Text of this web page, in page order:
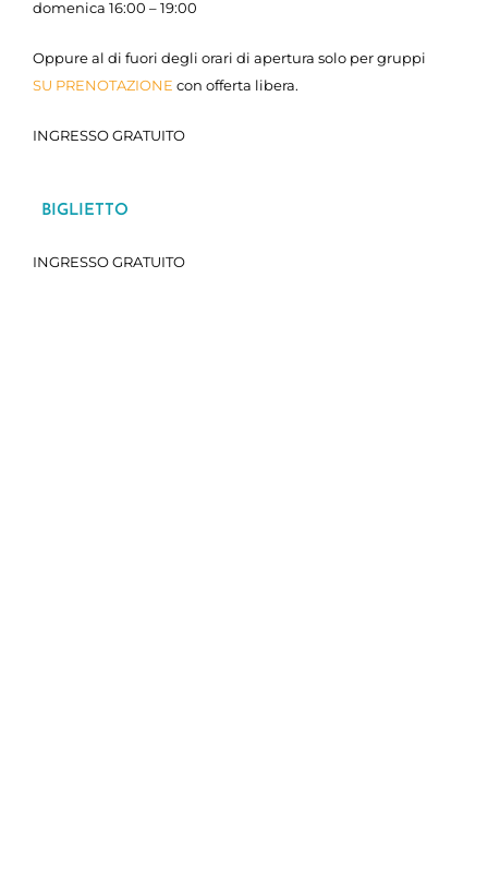
domenica 16:00 – 19:00
Oppureal di fuori degli orari di apertura solo per gruppi
SU PRENOTAZIONE con offerta libera.
INGRESSO GRATUITO
BIGLIETTO
INGRESSO GRATUITO